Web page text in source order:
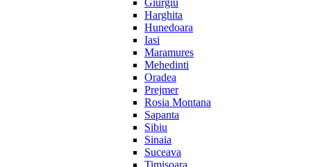
Giurgiu
Harghita
Hunedoara
Iasi
Maramures
Mehedinti
Oradea
Prejmer
Rosia Montana
Sapanta
Sibiu
Sinaia
Suceava
Timisoara